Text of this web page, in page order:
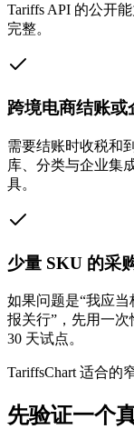
Tariffs API 的公开
完整。
跨境电商结账或
需要结账时收税和
库、分类与企业集
具。
少量 SKU 的采
如果问题是“我应
报关行”，先用一次
30 天试点。
TariffsChart 适合的
先验证一个